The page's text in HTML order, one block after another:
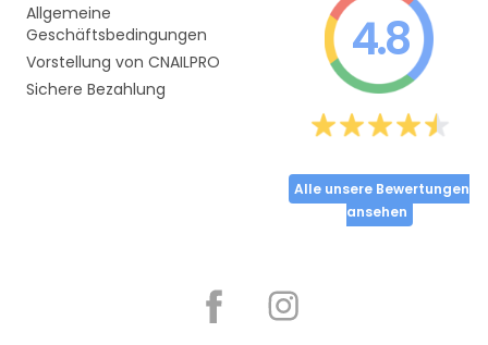
Allgemeine
Geschäftsbedingungen
Vorstellung von CNAILPRO
Sichere Bezahlung
4.8
Alle unsere Bewertungen
ansehen